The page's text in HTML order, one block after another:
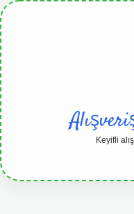
Keyifli